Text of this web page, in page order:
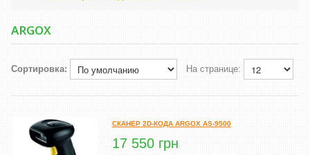
ARGOX
Сортировка: На странице:
СКАНЕР 2D-КОДА ARGOX AS-9500
17 550 грн